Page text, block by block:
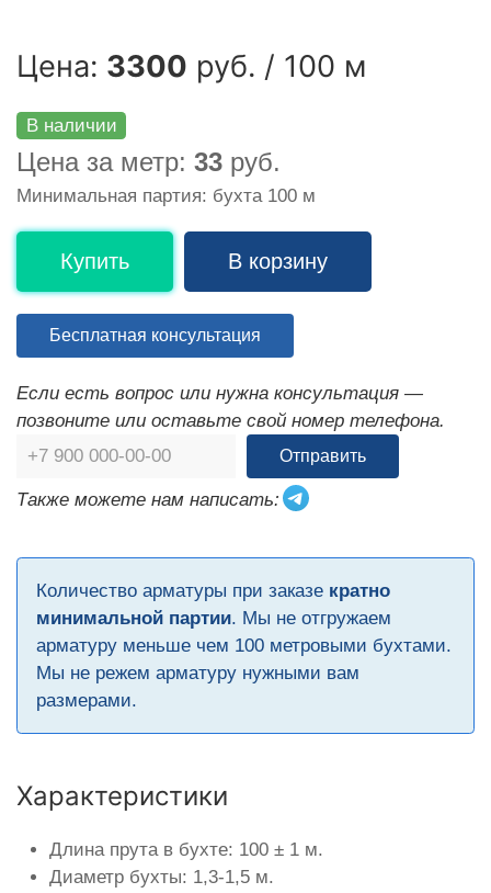
Цена: 3300 руб. / 100 м
В наличии
Цена за метр: 33 руб.
Минимальная партия: бухта 100 м
Купить В корзину
Бесплатная консультация
Если есть вопрос или нужна консультация —
позвоните или оставьте свой номер телефона.
Отправить
Также можете нам написать:
Количество арматуры при заказе кратно
минимальной партии. Мы не отгружаем
арматуру меньше чем 100 метровыми бухтами.
Мы не режем арматуру нужными вам
размерами.
Характеристики
Длина прута в бухте: 100 ± 1 м.
Диаметр бухты: 1,3-1,5 м.